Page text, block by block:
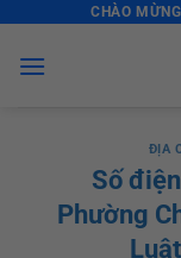
content
CHÀO
ĐỊA
Số
Phường